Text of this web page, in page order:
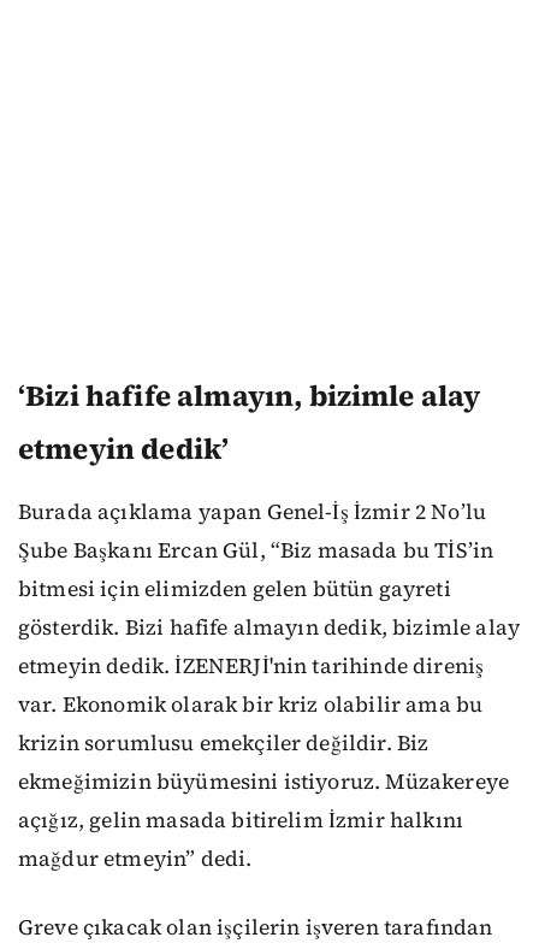
‘Bizi hafife almayın, bizimle alay
etmeyin dedik’
Burada açıklama yapan Genel-İş İzmir 2 No’lu
Şube Başkanı Ercan Gül, “Biz masada bu TİS’in
bitmesi için elimizden gelen bütün gayreti
gösterdik. Bizi hafife almayın dedik, bizimle alay
etmeyin dedik. İZENERJİ'nin tarihinde direniş
var. Ekonomik olarak bir kriz olabilir ama bu
krizin sorumlusu emekçiler değildir. Biz
ekmeğimizin büyümesini istiyoruz. Müzakereye
açığız, gelin masada bitirelim İzmir halkını
mağdur etmeyin” dedi.
Greve çıkacak olan işçilerin işveren tarafından